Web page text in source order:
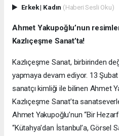
Erkek| Kadın (Haberi Sesli Oku)
Ahmet Yakupoğlu’nun
Kazlıçeşme Sanat’ta!
Kazlıçeşme Sanat, birbirinden
yapmaya devam ediyor. 13
sanatçı kimliği ile bilinen Ahmet
Kazlıçeşme Sanat’ta
Ahmet Yakupoğlu’nun “Bir
“Kütahya’dan İstanbul’a, Görsel